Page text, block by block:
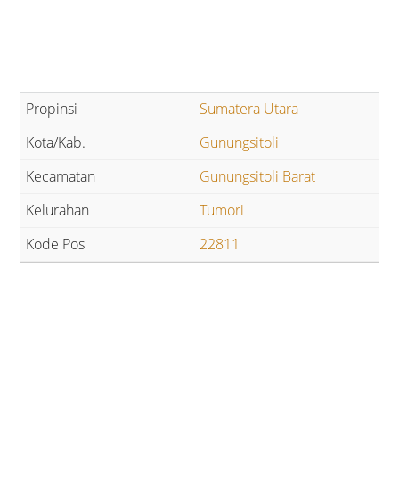
Sumatera Utara
Gunungsitoli
Gunungsitoli Barat
Tumori
22811